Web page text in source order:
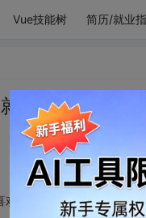
Vue技能树 简历/就业
去见喜欢的人
欢的事，买喜欢的东西。